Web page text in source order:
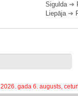
Sigulda➔
Liepāja➔
2026. gada 6. augusts,